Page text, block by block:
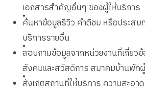
เอกสารสำคัญอื่นๆ ของผู้ให้บริการ
•
ค้นหาข้อมูลรีวิว คำติชม หรือประส
บริการรายอื่น
•
สอบถามข้อมูลจากหน่วยงานที่เกี่ยว
สังคมและสวัสดิการ สมาคมบ้านพัก
•
สังเกตสถานที่ให้บริการ ความสะอา